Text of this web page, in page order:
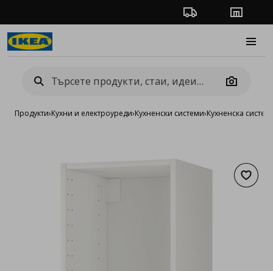
Проследяване на
Camera
Продукти›Кухни и електроуреди›Кухненски системи›Кухненска